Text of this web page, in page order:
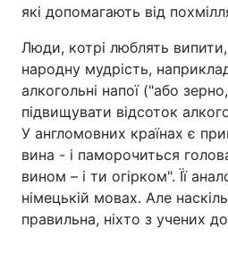
які допомагають від
Люди, котрі люблять
народну мудрість,
алкогольні напої ("або
підвищувати відсоток
У англомовних країнах є
вина - і паморочиться
вином – і ти огірком". Її
німецькій мовах. Але
правильна, ніхто з учених